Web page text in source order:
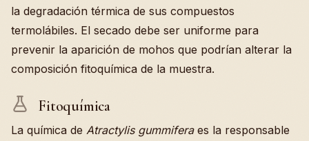
la degradación térmica de sus compuestos
termolábiles. El secado debe ser uniforme para
prevenir la aparición de mohos que podrían alterar la
composición fitoquímica de la muestra.
Fitoquímica
La química de Atractylis gummiferaes la responsable